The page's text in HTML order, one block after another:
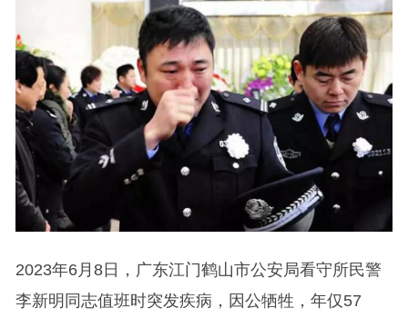
2023年6月8日，广东江门鹤山市公安局看守所民警
李新明同志值班时突发疾病，因公牺牲，年仅57